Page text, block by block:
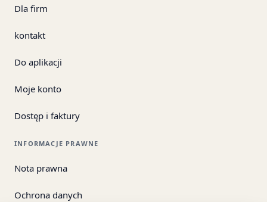
Dla firm
kontakt
Do aplikacji
Moje konto
Dostęp i faktury
INFORMACJE PRAWNE
Nota prawna
Ochrona danych